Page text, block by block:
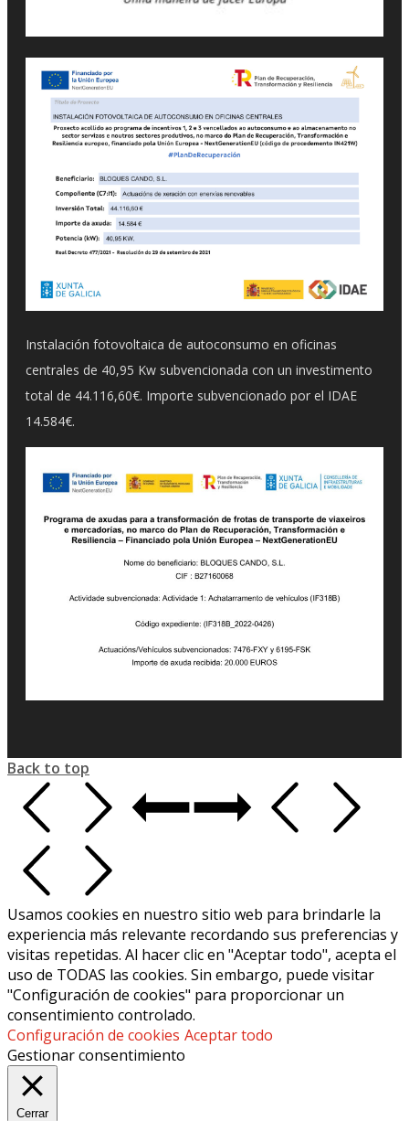
Instalación fotovoltaica de autoconsumo en oficinas
centrales de 40,95 Kw subvencionada con un investimento
total de 44.116,60€. Importe subvencionado por el IDAE
14.584€.
Back to top
Usamos cookies en nuestro sitio web para brindarle la
experiencia más relevante recordando sus preferencias y
visitas repetidas. Al hacer clic en "Aceptar todo", acepta el
uso de TODAS las cookies. Sin embargo, puede visitar
"Configuración de cookies" para proporcionar un
consentimiento controlado.
Configuración de cookies Aceptar todo
Gestionar consentimiento
Cerrar